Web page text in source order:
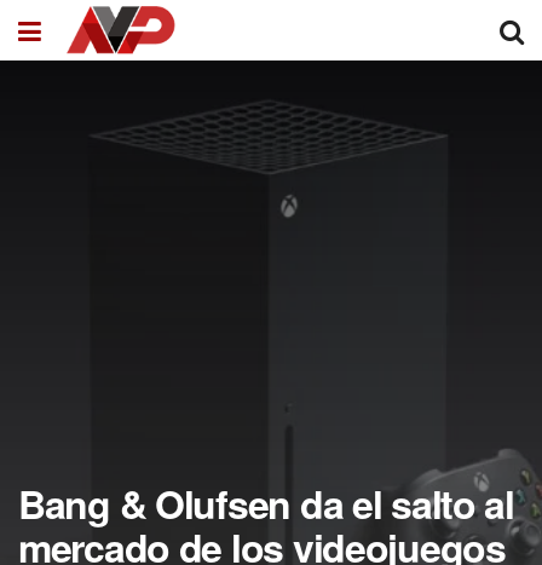
Bang & Olufsen da el salto al
mercado de los videojuegos